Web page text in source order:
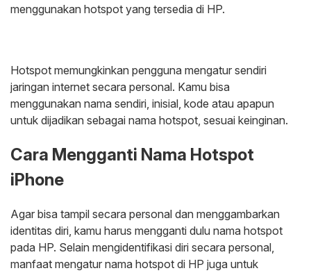
menggunakan hotspot yang tersedia di HP.
Hotspot memungkinkan pengguna mengatur sendiri
jaringan internet secara personal. Kamu bisa
menggunakan nama sendiri, inisial, kode atau apapun
untuk dijadikan sebagai nama hotspot, sesuai keinginan.
Cara Mengganti Nama Hotspot
iPhone
Agar bisa tampil secara personal dan menggambarkan
identitas diri, kamu harus mengganti dulu nama hotspot
pada HP. Selain mengidentifikasi diri secara personal,
manfaat mengatur nama hotspot di HP juga untuk